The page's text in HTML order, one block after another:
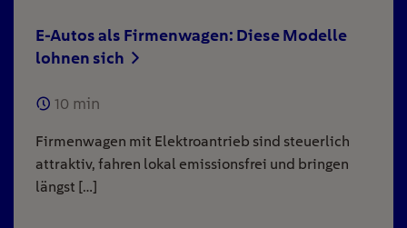
E-Autos als Firmenwagen: Diese Modelle
lohnen sich
10 min
Firmenwagen mit Elektroantrieb sind steuerlich
attraktiv, fahren lokal emissionsfrei und bringen
längst […]